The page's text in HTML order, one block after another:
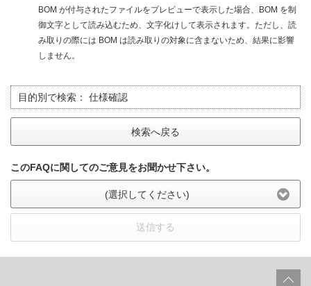
BOM が付与されたファイルをプレビューで表示した場合、BOM を制
御文字として読み込むため、文字化けして表示されます。ただし、読
み取りの際には BOM は読み取りの対象に含まないため、結果に影響
しません。
目的別で検索： 仕様確認
検索へ戻る
このFAQに関してのご意見をお聞かせ下さい。
(選択してください)
送信する